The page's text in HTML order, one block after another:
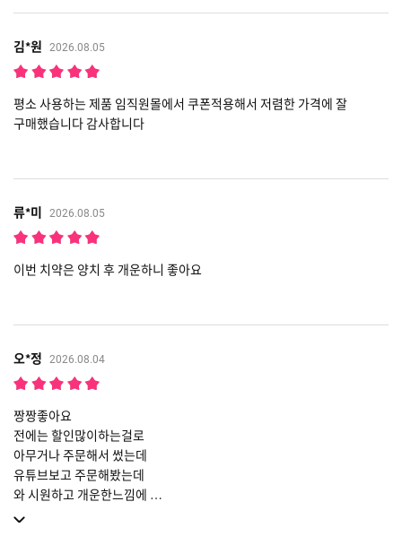
김*원 2026.08.05
평소 사용하는 제품 임직원몰에서 쿠폰적용해서 저렴한 가격에 잘
구매했습니다 감사합니다
류*미 2026.08.05
이번 치약은 양치 후 개운하니 좋아요
오*정 2026.08.04
짱짱좋아요
전에는 할인많이하는걸로
아무거나 주문해서 썼는데
유튜브보고 주문해봤는데
와 시원하고 개운한느낌에
시원한느낌이 진짜 오래가요